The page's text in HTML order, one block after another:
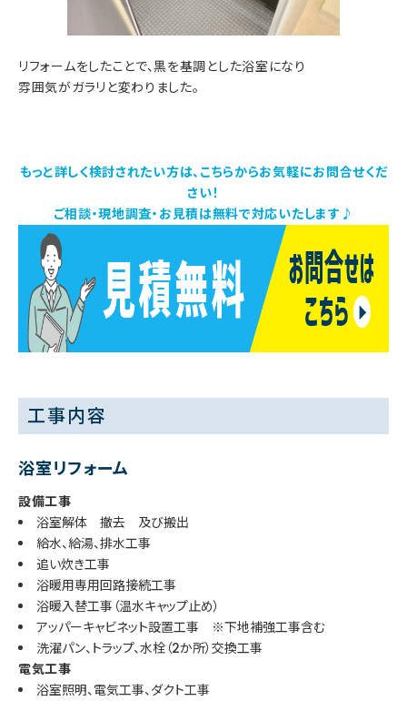
リフォームをしたことで、黒を基調とした浴室になり
雰囲気がガラリと変わりました。
もっと詳しく検討されたい方は、こちらからお気軽にお問合せくだ
さい！
ご相談・現地調査・お見積は無料で対応いたします♪
工事内容
浴室リフォーム
設備工事
浴室解体 撤去 及び搬出
給水、給湯、排水工事
追い炊き工事
浴暖用専用回路接続工事
浴暖入替工事（温水キャップ止め）
アッパーキャビネット設置工事 ※下地補強工事含む
洗濯パン、トラップ、水栓（2か所）交換工事
電気工事
浴室照明、電気工事、ダクト工事